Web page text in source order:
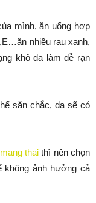
mình, ăn uống hợp
nhiều rau xanh,
khô da làm dễ rạn
săn chắc, da sẽ có
thai thì nên chọn
không ảnh hưởng cả